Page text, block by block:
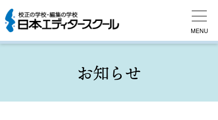
MENU
お知らせ